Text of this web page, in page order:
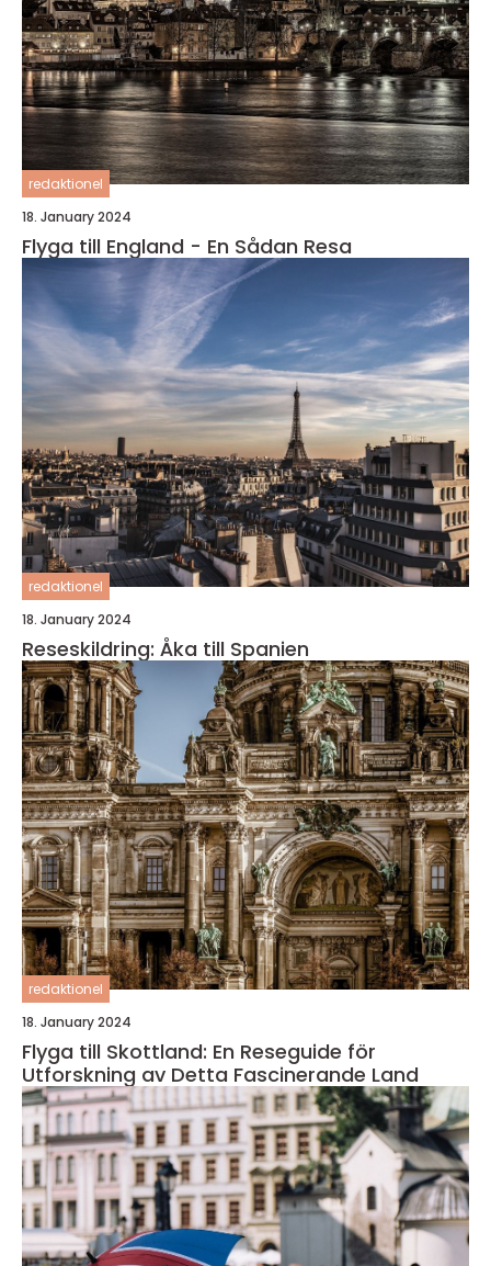
redaktionel
18. January 2024
Flyga till England - En Sådan Resa
redaktionel
18. January 2024
Reseskildring: Åka till Spanien
redaktionel
18. January 2024
Flyga till Skottland: En Reseguide för
Utforskning av Detta Fascinerande Land